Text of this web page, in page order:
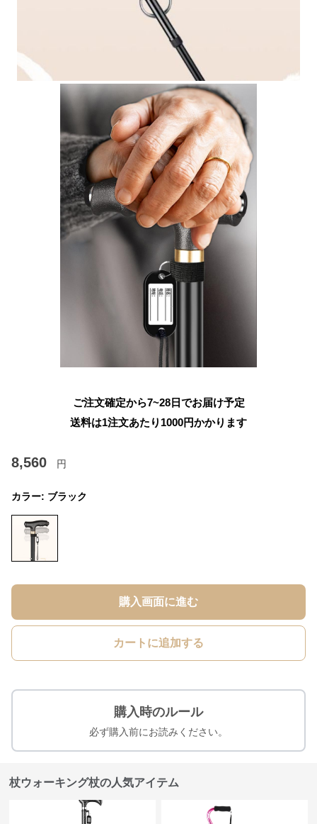
ご注文確定から7~28日でお届け予定
送料は1注文あたり 1000円かかります
8,560 円
カラー: ブラック
購入画面に進む
カートに追加する
購入時のルール
必ず購入前にお読みください。
杖ウォーキング杖の人気アイテム